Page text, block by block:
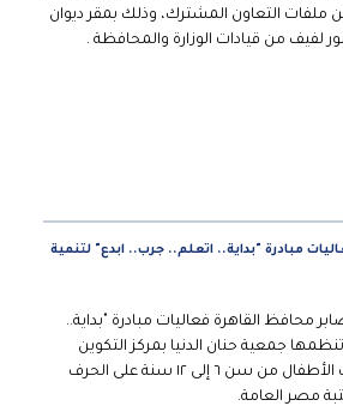
ملفات التعاون المشترك، وذلك بمقر ديوان
لفيف من قيادات الوزارة والمحافظة .
مبادرة "بداية.. اتعلم.. جرب.. ابدع" لتنمية
محافظ القاهرة فعاليات مبادرة "بداية..
جمعية حنان الدنيا بمركز التكوين
المهني بالأميرية لتدريب الأطفال من سن ٦ إلى ١٢ سنة على الحرف
مصر العامة.